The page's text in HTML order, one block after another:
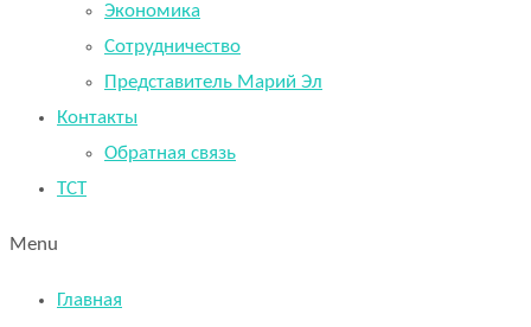
Экономика
Сотрудничество
Представитель Марий Эл
Контакты
Обратная связь
TCT
Menu
Главная